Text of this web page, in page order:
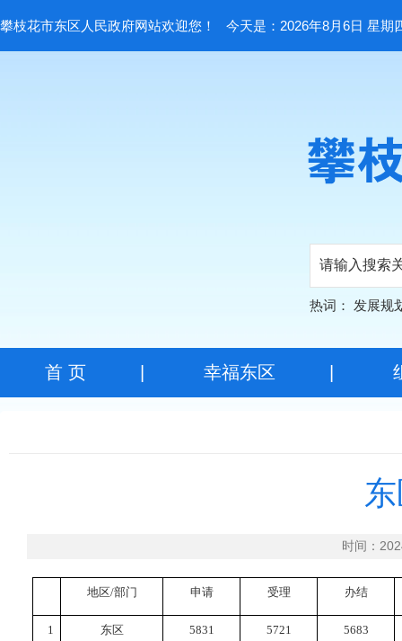
攀枝花市东区人民政府网站欢迎您！ 今天是：2026年8月6日 星期
热词： 发展规
首 页| 幸福东区
时间：
地区/部门 申请 受理 办结
1 东区 5831 5721 5683